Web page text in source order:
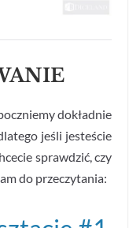
dokładnie
jeśli jesteście
sprawdzić, czy
do przeczytania: